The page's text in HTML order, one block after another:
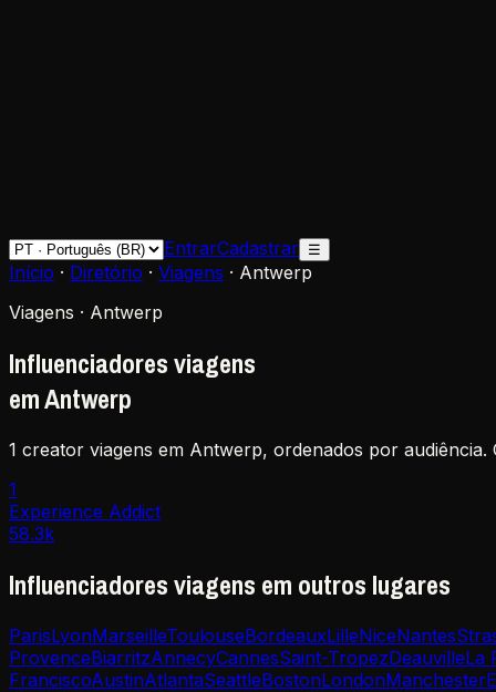
EntrarCadastrar ☰
Início · Diretório · Viagens · Antwerp
Viagens · Antwerp
Influenciadores viagens
em Antwerp
1 creator viagens em Antwerp, ordenados por audiência.
1
Experience Addict
58.3k
Influenciadores viagens em outros lugares
ParisLyonMarseilleToulouseBordeauxLilleNiceNantes
ProvenceBiarritzAnnecyCannesSaint-TropezDeauvilleLa
FranciscoAustinAtlantaSeattleBostonLondonManchester